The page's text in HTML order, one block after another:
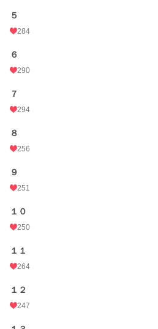
５
284
６
290
７
294
８
256
９
251
１０
250
１１
264
１２
247